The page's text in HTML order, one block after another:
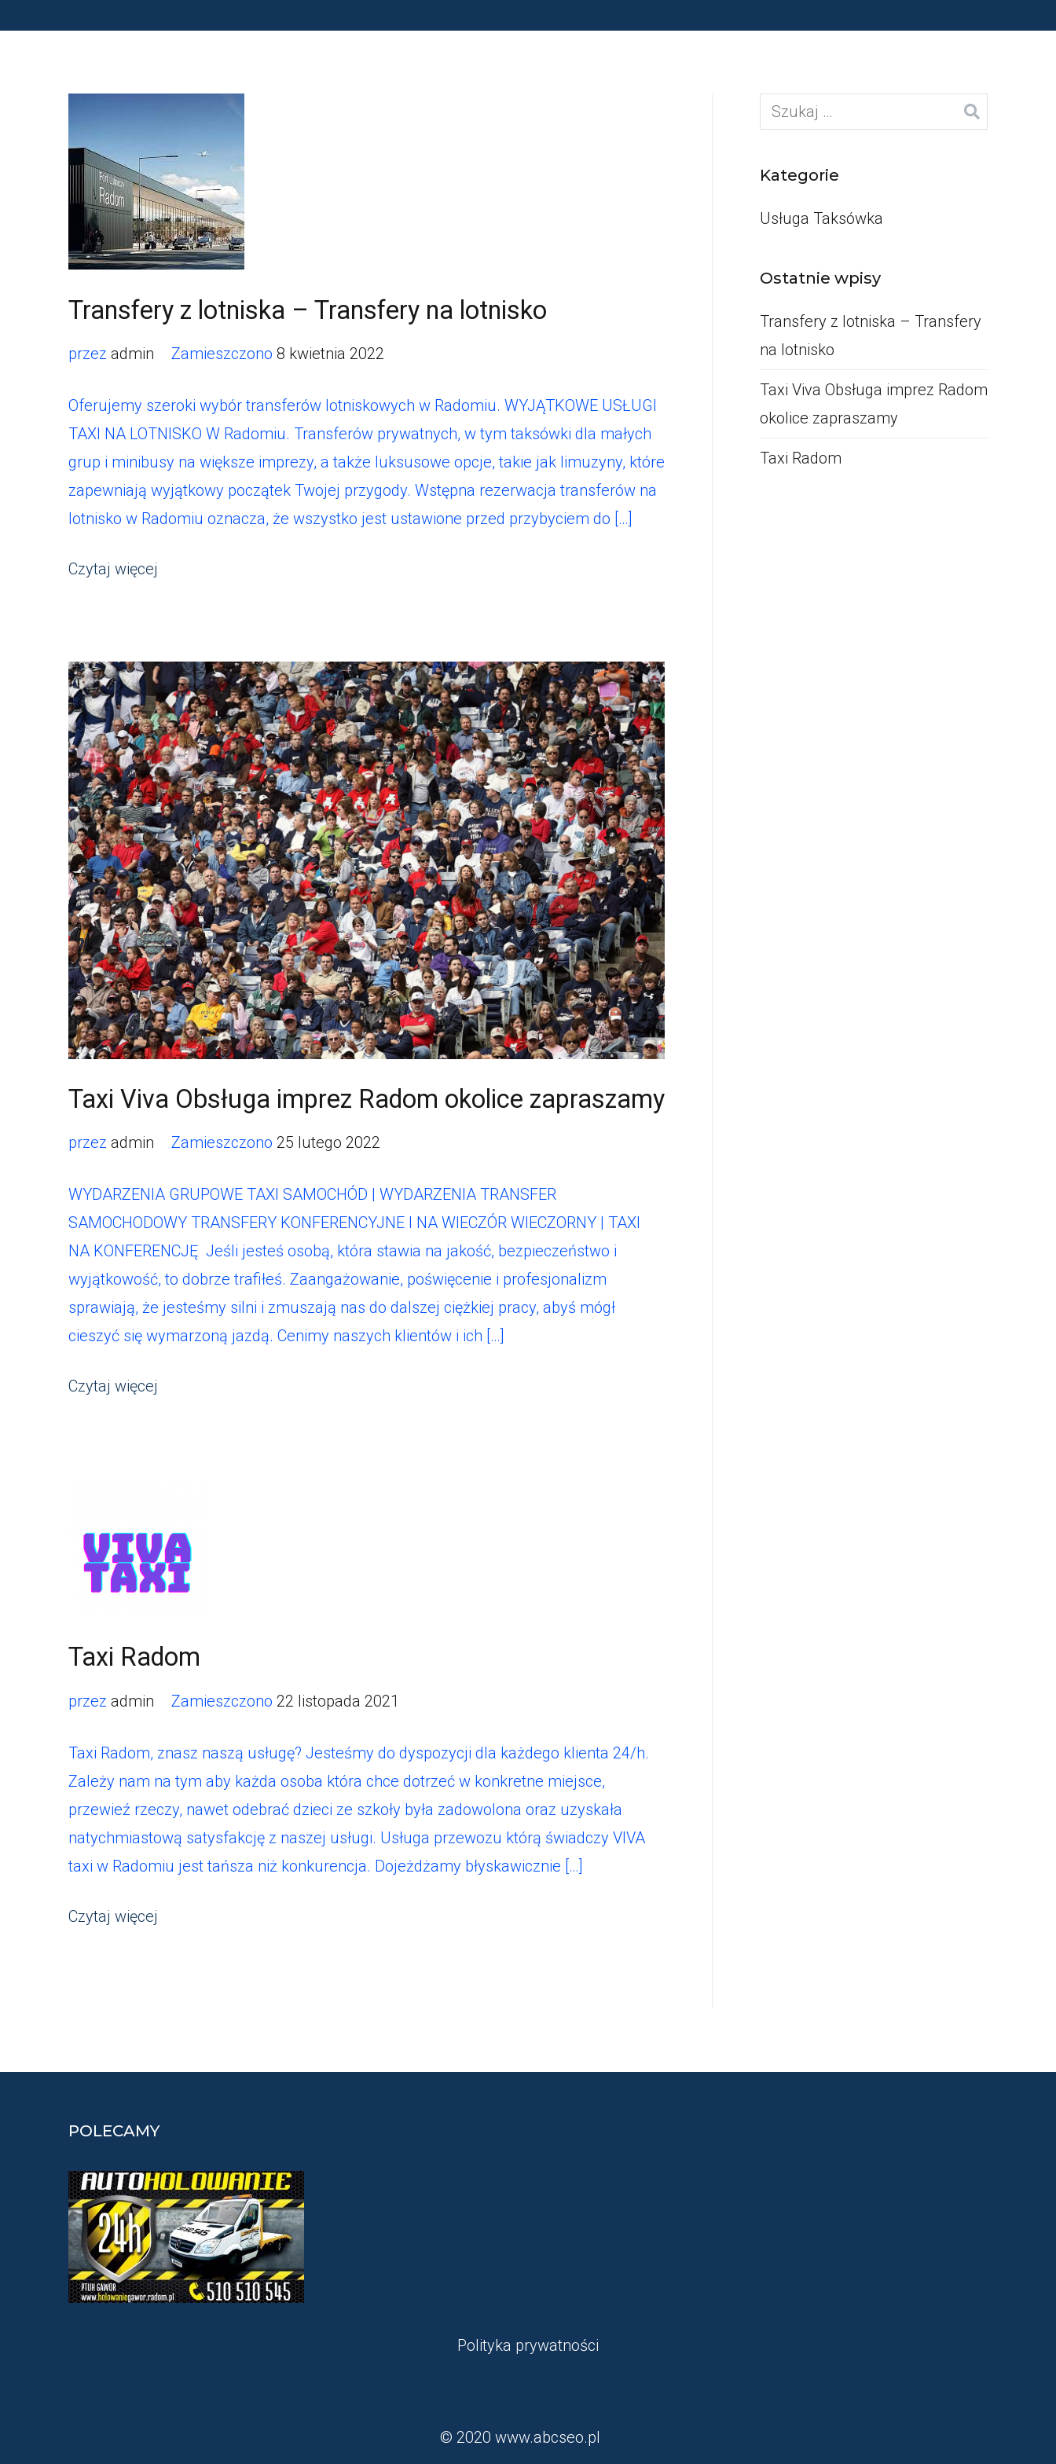
Transfery z lotniska – Transfery na lotnisko
przez admin Zamieszczono 8 kwietnia 2022
Oferujemy szeroki wybór transferów lotniskowych w Radomiu. WYJĄTKOWE USŁUGI
TAXI NA LOTNISKO W Radomiu. Transferów prywatnych, w tym taksówki dla małych
grup i minibusy na większe imprezy, a także luksusowe opcje, takie jak limuzyny, które
zapewniają wyjątkowy początek Twojej przygody. Wstępna rezerwacja transferów na
lotnisko w Radomiu oznacza, że ​​wszystko jest ustawione przed przybyciem do […]
Czytaj więcej
Taxi Viva Obsługa imprez Radom okolice zapraszamy
przez admin Zamieszczono 25 lutego 2022
WYDARZENIA GRUPOWE TAXI SAMOCHÓD | WYDARZENIA TRANSFER
SAMOCHODOWY TRANSFERY KONFERENCYJNE I NA WIECZÓR WIECZORNY | TAXI
NA KONFERENCJĘ Jeśli jesteś osobą, która stawia na jakość, bezpieczeństwo i
wyjątkowość, to dobrze trafiłeś. Zaangażowanie, poświęcenie i profesjonalizm
sprawiają, że jesteśmy silni i zmuszają nas do dalszej ciężkiej pracy, abyś mógł
cieszyć się wymarzoną jazdą. Cenimy naszych klientów i ich […]
Czytaj więcej
Taxi Radom
przez admin Zamieszczono 22 listopada 2021
Taxi Radom, znasz naszą usługę? Jesteśmy do dyspozycji dla każdego klienta 24/h.
Zależy nam na tym aby każda osoba która chce dotrzeć w konkretne miejsce,
przewieź rzeczy, nawet odebrać dzieci ze szkoły była zadowolona oraz uzyskała
natychmiastową satysfakcję z naszej usługi. Usługa przewozu którą świadczy VIVA
taxi w Radomiu jest tańsza niż konkurencja. Dojeżdżamy błyskawicznie […]
Czytaj więcej
Szukaj:
Kategorie
Usługa Taksówka
Ostatnie wpisy
Transfery z lotniska – Transfery
na lotnisko
Taxi Viva Obsługa imprez Radom
okolice zapraszamy
Taxi Radom
POLECAMY
Polityka prywatności
© 2020 www.abcseo.pl